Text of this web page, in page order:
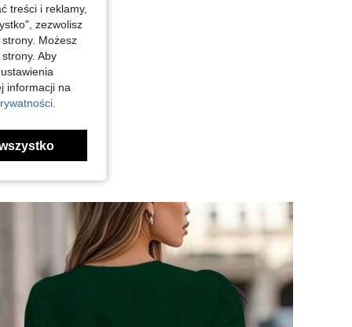
treści i reklamy,
zezwolisz
Możesz
Aby
informacji na